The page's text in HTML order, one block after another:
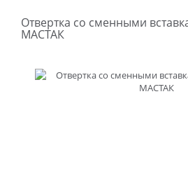
Отвертка со сменными
МАСТАК